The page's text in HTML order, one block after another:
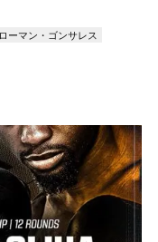
ローマン・ゴンサレス